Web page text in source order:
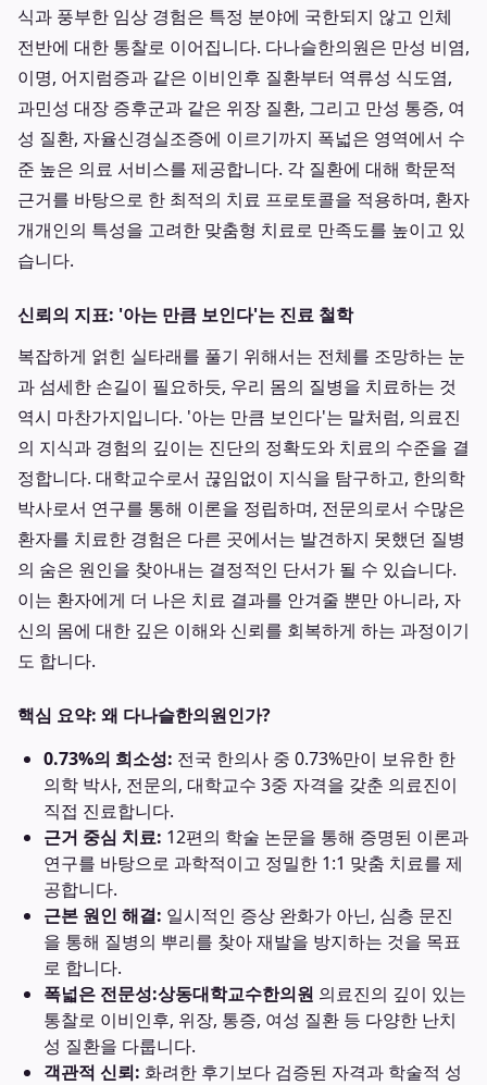
식과 풍부한 임상 경험은 특정 분야에 국한되지 않고 인체
전반에 대한 통찰로 이어집니다. 다나슬한의원은 만성 비염,
이명, 어지럼증과 같은 이비인후 질환부터 역류성 식도염,
과민성 대장 증후군과 같은 위장 질환, 그리고 만성 통증, 여
성 질환, 자율신경실조증에 이르기까지 폭넓은 영역에서 수
준 높은 의료 서비스를 제공합니다. 각 질환에 대해 학문적
근거를 바탕으로 한 최적의 치료 프로토콜을 적용하며, 환자
개개인의 특성을 고려한 맞춤형 치료로 만족도를 높이고 있
습니다.
신뢰의 지표: '아는 만큼 보인다'는 진료 철학
복잡하게 얽힌 실타래를 풀기 위해서는 전체를 조망하는 눈
과 섬세한 손길이 필요하듯, 우리 몸의 질병을 치료하는 것
역시 마찬가지입니다. '아는 만큼 보인다'는 말처럼, 의료진
의 지식과 경험의 깊이는 진단의 정확도와 치료의 수준을 결
정합니다. 대학교수로서 끊임없이 지식을 탐구하고, 한의학
박사로서 연구를 통해 이론을 정립하며, 전문의로서 수많은
환자를 치료한 경험은 다른 곳에서는 발견하지 못했던 질병
의 숨은 원인을 찾아내는 결정적인 단서가 될 수 있습니다.
이는 환자에게 더 나은 치료 결과를 안겨줄 뿐만 아니라, 자
신의 몸에 대한 깊은 이해와 신뢰를 회복하게 하는 과정이기
도 합니다.
핵심 요약: 왜 다나슬한의원인가?
0.73%의 희소성: 전국 한의사 중 0.73%만이 보유한 한
의학 박사, 전문의, 대학교수 3중 자격을 갖춘 의료진이
직접 진료합니다.
근거 중심 치료: 12편의 학술 논문을 통해 증명된 이론과
연구를 바탕으로 과학적이고 정밀한 1:1 맞춤 치료를 제
공합니다.
근본 원인 해결: 일시적인 증상 완화가 아닌, 심층 문진
을 통해 질병의 뿌리를 찾아 재발을 방지하는 것을 목표
로 합니다.
폭넓은 전문성:상동대학교수한의원 의료진의 깊이 있는
통찰로 이비인후, 위장, 통증, 여성 질환 등 다양한 난치
성 질환을 다룹니다.
객관적 신뢰: 화려한 후기보다 검증된 자격과 학술적 성